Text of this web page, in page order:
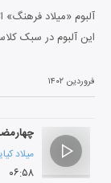
آلبوم «میلاد
این آلبوم در سبک کلاسیک ایرانی و
فروردین ۱۴۰۲
میلاد
۰۶:۵۸